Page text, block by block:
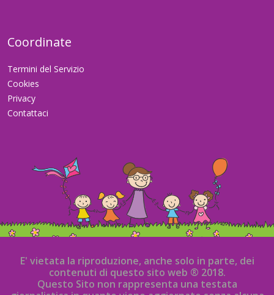
Coordinate
Termini del Servizio
Cookies
Privacy
Contattaci
E' vietata la riproduzione, anche solo in parte, dei
contenuti di questo sito web ® 2018.
Questo Sito non rappresenta una testata